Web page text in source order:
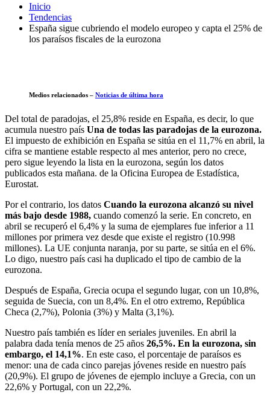
Inicio
Tendencias
España sigue cubriendo el modelo europeo y capta el 25% de
los paraísos fiscales de la eurozona
Medios relacionados – Noticias de última hora
Del total de paradojas, el 25,8% reside en España, es decir, lo que
acumula nuestro país Una de todas las paradojas de la eurozona.
El impuesto de exhibición en España se sitúa en el 11,7% en abril, la
cifra se mantiene estable respecto al mes anterior, pero no crece,
pero sigue leyendo la lista en la eurozona, según los datos
publicados esta mañana. de la Oficina Europea de Estadística,
Eurostat.
Por el contrario, los datos Cuando la eurozona alcanzó su nivel
más bajo desde 1988, cuando comenzó la serie. En concreto, en
abril se recuperó el 6,4% y la suma de ejemplares fue inferior a 11
millones por primera vez desde que existe el registro (10.998
millones). La UE conjunta naranja, por su parte, se sitúa en el 6%.
Lo digo, nuestro país casi ha duplicado el tipo de cambio de la
eurozona.
Después de España, Grecia ocupa el segundo lugar, con un 10,8%,
seguida de Suecia, con un 8,4%. En el otro extremo, República
Checa (2,7%), Polonia (3%) y Malta (3,1%).
Nuestro país también es líder en seriales juveniles. En abril la
palabra dada tenía menos de 25 años 26,5%. En la eurozona, sin
embargo, el 14,1%. En este caso, el porcentaje de paraísos es
menor: una de cada cinco parejas jóvenes reside en nuestro país
(20,9%). El grupo de jóvenes de ejemplo incluye a Grecia, con un
22,6% y Portugal, con un 22,2%.